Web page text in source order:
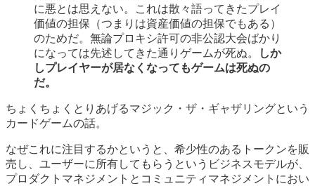
に悪とは思えない。これは散々語ってきたプレイ
価値の担保（つまりは資産価値の担保でもある）
のためだ。無論プロキシ許可の非公認大会ばかり
になっては先述してきた通りゲームが死ぬ。
しか
しプレイヤーが居なくなってもゲームは死ぬの
だ。
ちょくちょくとりあげるマジック・ザ・ギャザリングという
カードゲームの話。
なぜこれに注目するかというと、希少性のあるトークンを販
売し、ユーザーに所有してもらうというビジネスモデルが、
プロダクトマネジメントとコミュニティマネジメントにおい